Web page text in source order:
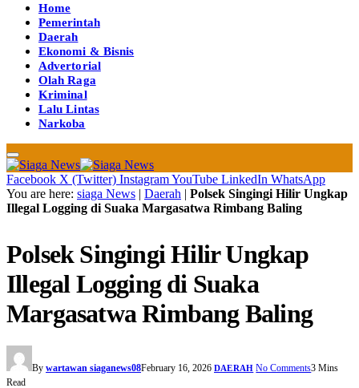
Home
Pemerintah
Daerah
Ekonomi & Bisnis
Advertorial
Olah Raga
Kriminal
Lalu Lintas
Narkoba
Facebook X (Twitter) InstagramYouTube LinkedIn WhatsApp
You are here: siaga News | Daerah | Polsek Singingi Hilir Ungkap
Illegal Logging di Suaka Margasatwa Rimbang Baling
Polsek Singingi Hilir Ungkap
Illegal Logging di Suaka
Margasatwa Rimbang Baling
By wartawan siaganews08February 16, 2026 DAERAH No Comments3 Mins
Read